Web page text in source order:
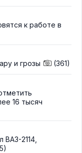
к работе в
и грозы (361)
16 тысяч
ВАЗ-2114,